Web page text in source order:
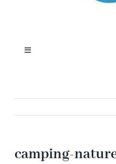
Toggle
camping-